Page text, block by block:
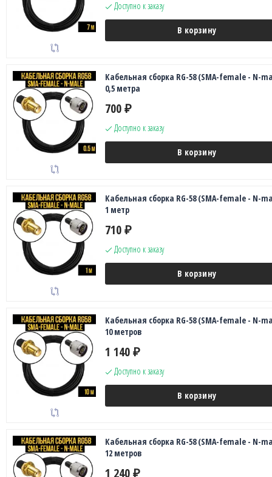
Доступно к заказу
В корзину
Кабельная сборка RG-58 (SMA-female - N-
0,5 метра
700 ₽
Доступно к заказу
В корзину
Кабельная сборка RG-58 (SMA-female - N-
1 метр
710 ₽
Доступно к заказу
В корзину
Кабельная сборка RG-58 (SMA-female - N-
10 метров
1 140 ₽
Доступно к заказу
В корзину
Кабельная сборка RG-58 (SMA-female - N-
12 метров
1 240 ₽